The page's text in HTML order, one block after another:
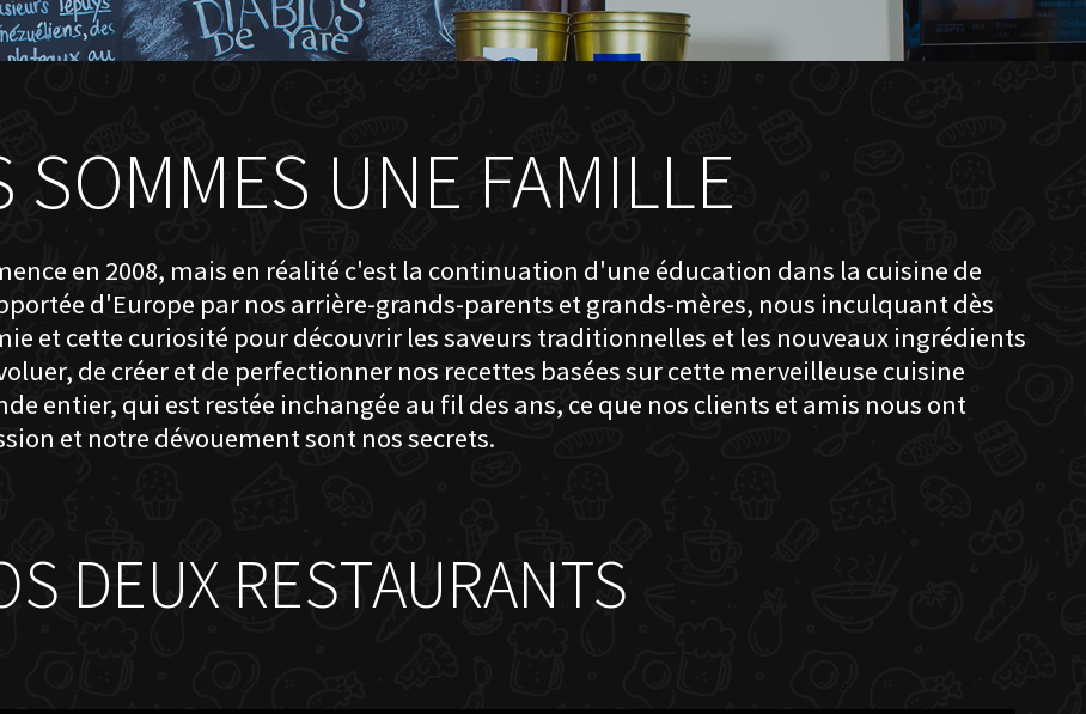
SOMMES UNE FAMILLE
en 2008, mais en réalité c'est la continuation d'une éducation dans la cuisine de
d'Europe par nos arrière-grands-parents et grands-mères, nous inculquant dès
et cette curiosité pour découvrir les saveurs traditionnelles et les nouveaux ingrédients
de créer et de perfectionner nos recettes basées sur cette merveilleuse cuisine
entier, qui est restée inchangée au fil des ans, ce que nos clients et amis nous ont
et notre dévouement sont nos secrets.
DEUX RESTAURANTS